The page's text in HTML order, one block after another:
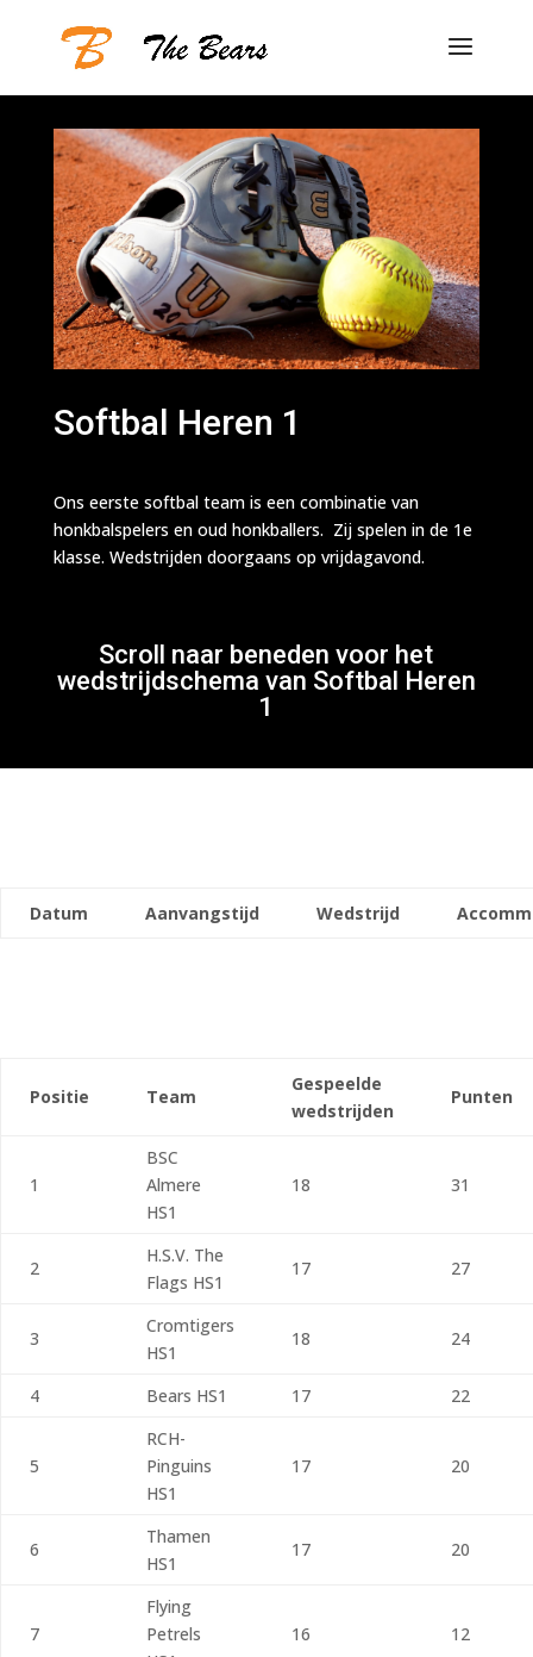
Softbal Heren 1
Ons eerste softbal team is een combinatie van
honkbalspelers en oud honkballers. Zij spelen in de 1e
klasse. Wedstrijden doorgaans op vrijdagavond.
Scroll naar beneden voor het
wedstrijdschema van Softbal Heren
1
Datum Aanvangstijd Wedstrijd
Positie Team
Gespeelde
wedstrijden
Punten
1
BSC
Almere
HS1
18 31
2
H.S.V. The
Flags HS1
17 27
3
Cromtigers
HS1
18 24
4 Bears HS1 17 22
5
RCH-
Pinguins
HS1
17 20
6
Thamen
HS1
17 20
7
Flying
Petrels
16 12